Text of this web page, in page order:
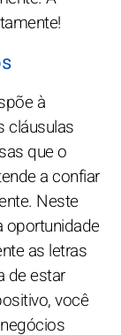
à
cláusulas
que o
a confiar
Neste
oportunidade
as letras
de estar
você